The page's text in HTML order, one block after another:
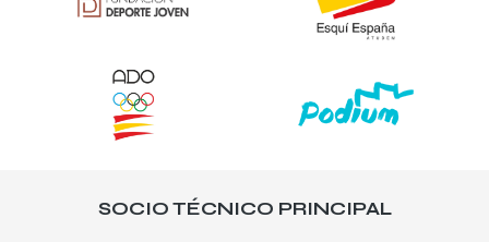
SOCIO TÉCNICO PRINCIPAL